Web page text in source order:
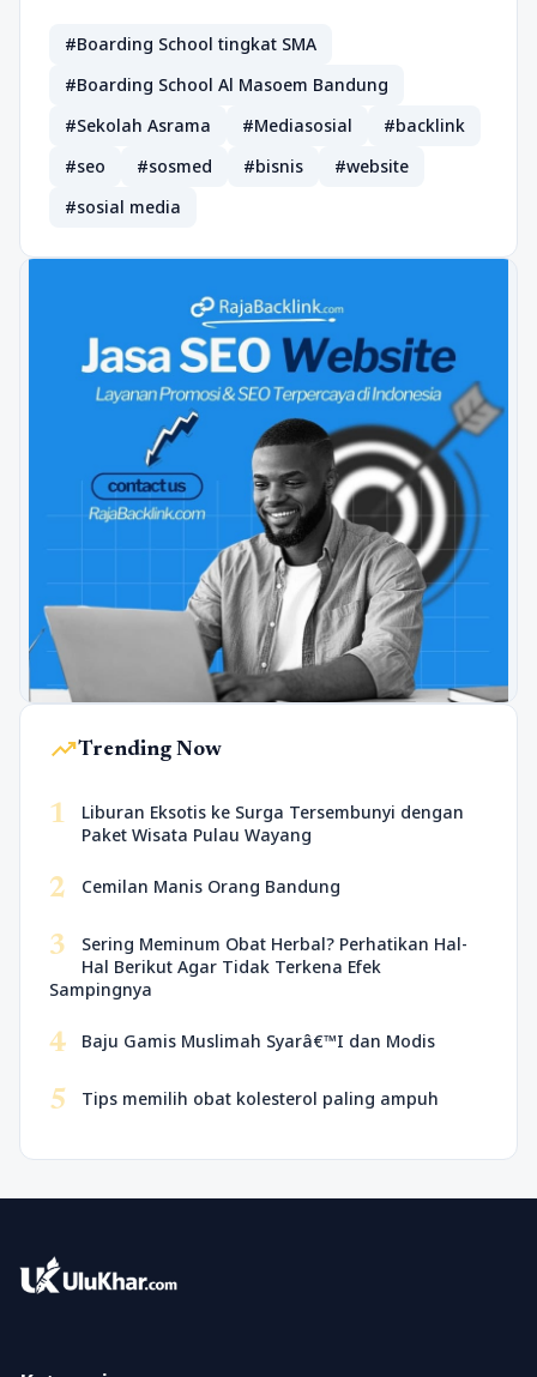
#Boarding School tingkat SMA
#Boarding School Al Masoem Bandung
#Sekolah Asrama
#Mediasosial
#backlink
#seo
#sosmed #bisnis
#website
#sosial media
trending_upTrending Now
1
Liburan Eksotis ke Surga Tersembunyi dengan
Paket Wisata Pulau Wayang
2 Cemilan Manis Orang Bandung
3
Sering Meminum Obat Herbal? Perhatikan Hal-
Hal Berikut Agar Tidak Terkena Efek
Sampingnya
4 Baju Gamis Muslimah Syarâ€™I dan Modis
5 Tips memilih obat kolesterol paling ampuh